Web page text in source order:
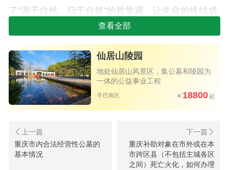
了“源于自然、归于自然”的哲学观，让生命的终结成
为另一种新生的开始，逝者与树木一同茁壮成长，
化为一片荫凉与翠绿，为后人提供了一处可以缅
怀、静思的充满生机的场所，这不仅极大地减轻了
土地资源的压力，也契合了当今社会绿色、环保、
可持续发展的文明理念。
查看全部
仙居山陵园
地处仙居山风景区，集公墓和陵园为
一体的公益事业工程
巴南区 18800
重庆市内合法经营性公墓的
基本情况
重庆补助对象在市外或在本
市跨区县（不包括主城各区
之间）死亡火化，如何办理
重庆巴南区树葬公墓地址在哪里,一般